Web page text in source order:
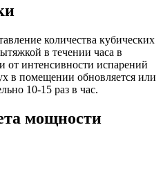
количества кубических
в течении часа в
от интенсивности испарений
в помещении обновляется или
10-15 раз в час.
мощности